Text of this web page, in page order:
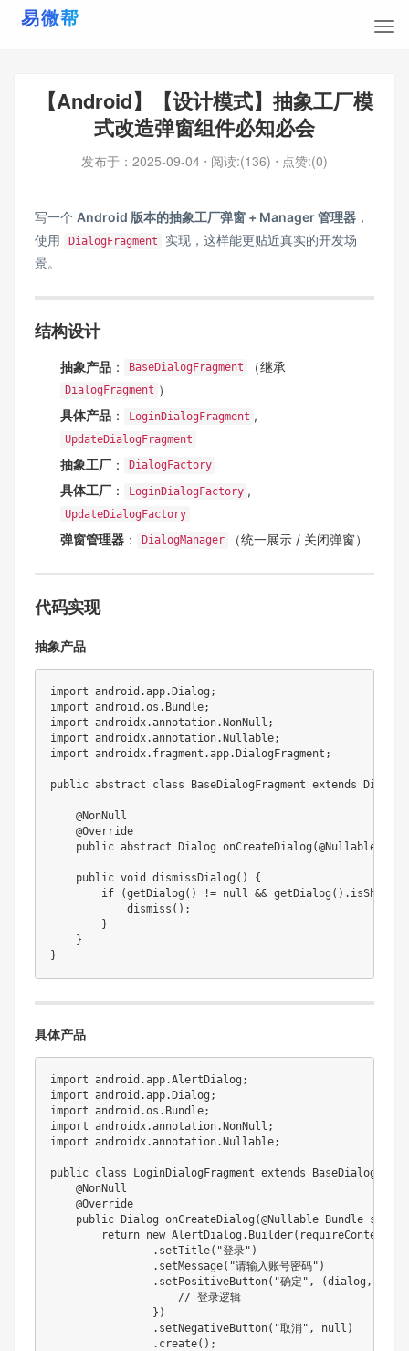
【Android】【设计模式】抽象工厂模
式改造弹窗组件必知必会
发布于： 2025-09-04 ⋅ 阅读:(136) ⋅ 点赞:(0)
写一个 Android 版本的抽象工厂弹窗 + Manager 管理器 ，
使用
DialogFragment
实现，这样能更贴近真实的开发场
景。
结构设计
抽象产品 ： BaseDialogFragment （继承
DialogFragment ）
具体产品 ： LoginDialogFragment ,
UpdateDialogFragment
抽象工厂 ： DialogFactory
具体工厂 ： LoginDialogFactory ,
UpdateDialogFactory
弹窗管理器 ： DialogManager （统一展示 / 关闭弹窗）
代码实现
抽象产品
import android .app. Dialog ;
import android .os . Bundle;
import androidx.annotation. NonNull ;
import androidx.annotation. Nullable;
import androidx. fragment .app. DialogFragment ;
public abstract class BaseDialogFragment extends
@NonNull
@Override
public abstract Dialog onCreateDialog (@Nullable
public void dismissDialog ( )
{
if
(getDialog ( ) != null && getDialog ( ) . isShowing
dismiss ( ) ;
}
}
}
具体产品
import android .app.AlertDialog ;
import android .app.Dialog ;
import android .os . Bundle;
import androidx.annotation.NonNull ;
import androidx.annotation.Nullable;
public class LoginDialogFragment extends
@NonNull
@Override
public Dialog onCreateDialog (@Nullable Bundle
return new AlertDialog . Builder( requireContext
. setTitle( "登录" )
. setMessage( "请输入账号密码" )
. setPositiveButton( "确定" , (dialog ,
// 登录逻辑
} )
. setNegativeButton( "取消" , null )
. create( ) ;